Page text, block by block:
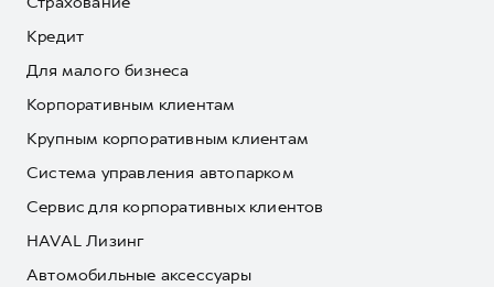
Кредит
Для малого бизнеса
Корпоративным клиентам
Крупным корпоративным клиентам
Система управления автопарком
Сервис для корпоративных клиентов
HAVAL Лизинг
Автомобильные аксессуары